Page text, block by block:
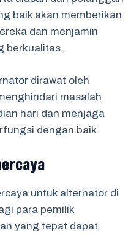
baik akan memberikan
dan menjamin
berkualitas.
dirawat oleh
masalah
hari dan menjaga
dengan baik.
untuk alternator di
para pemilik
yang tepat dapat